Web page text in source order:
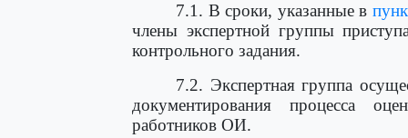
7.1. В сроки, указанные в
члены экспертной группы
контрольного задания.
7.2. Экспертная группа
документирования процесса
работников ОИ.